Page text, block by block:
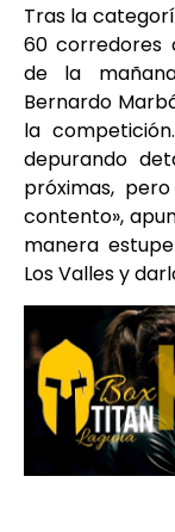
Tras la
60 corredores
de la
Bernardo
la
depurando
próximas,
contento»,
manera
Los Valles y